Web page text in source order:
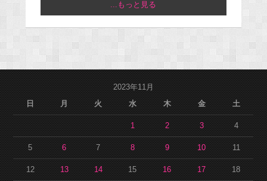
...もっと見る
2023年11月
日
月 火 水 木 金 土
1 2 3 4
5 6 7 8 9 10 11
12 13 14 15 16 17 18